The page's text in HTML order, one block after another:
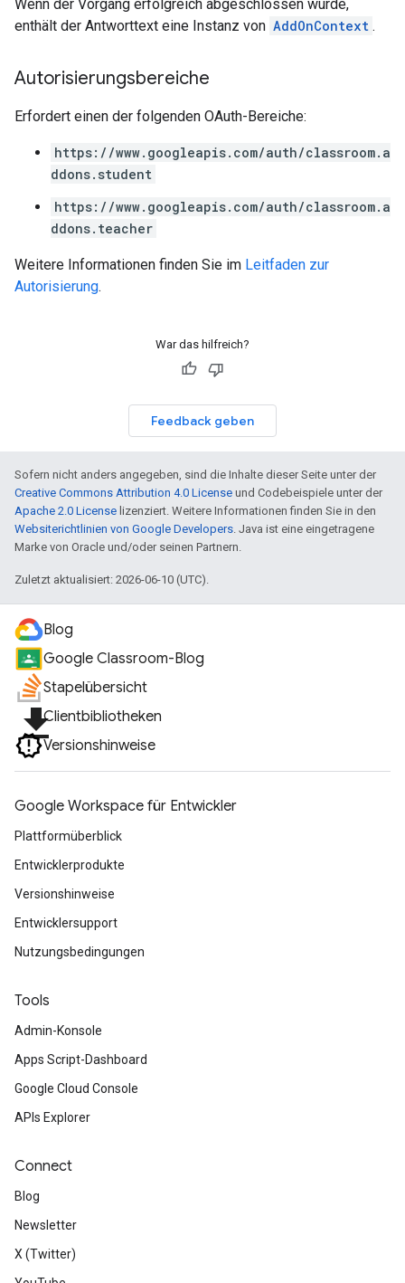
Wenn der Vorgang erfolgreich abgeschlossen wurde,
enthält der Antworttext eine Instanz von AddOnContext .
Autorisierungsbereiche
Erfordert einen der folgenden OAuth-Bereiche:
https://www.googleapis.com/auth/classroom.a
ddons.student
https://www.googleapis.com/auth/classroom.a
ddons.teacher
Weitere Informationen finden Sie im Leitfaden zur
Autorisierung.
War das hilfreich?
Feedback geben
Sofern nicht anders angegeben, sind die Inhalte dieser Seite unter der
Creative Commons Attribution 4.0 License und Codebeispiele unter der
Apache 2.0 License lizenziert. Weitere Informationen finden Sie in den
Websiterichtlinien von Google Developers. Java ist eine eingetragene
Marke von Oracle und/oder seinen Partnern.
Zuletzt aktualisiert: 2026-06-10 (UTC).
Blog
Google Classroom-Blog
Stapelübersicht
file_downloadClientbibliotheken
Versionshinweise
Google Workspace für Entwickler
Plattformüberblick
Entwicklerprodukte
Versionshinweise
Entwicklersupport
Nutzungsbedingungen
Tools
Admin-Konsole
Apps Script-Dashboard
Google Cloud Console
APIs Explorer
Connect
Blog
Newsletter
X (Twitter)